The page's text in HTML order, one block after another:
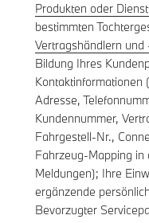
Produkten oder
bestimmten
Vertragshändlern und
Bildung Ihres
Adresse,
Kundennummer,
Fahrgestell-Nr.,
Fahrzeug-Mapping in
Meldungen); Ihre
ergänzende
Bevorzugter